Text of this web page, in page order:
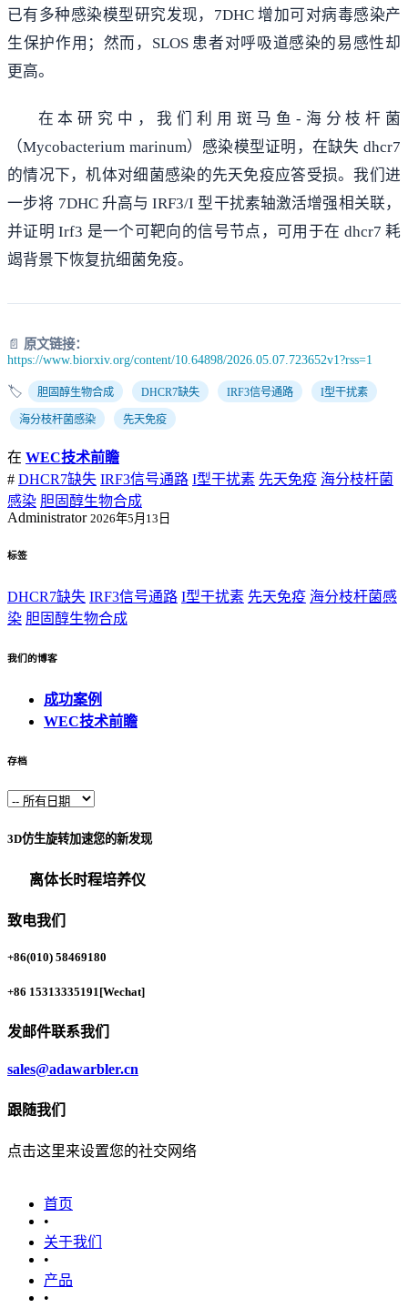
已有多种感染模型研究发现，7DHC 增加可对病毒感染产
生保护作用；然而，SLOS 患者对呼吸道感染的易感性却
更高。
在本研究中，我们利用斑马鱼-海分枝杆菌
（Mycobacterium marinum）感染模型证明，在缺失 dhcr7
的情况下，机体对细菌感染的先天免疫应答受损。我们进
一步将 7DHC 升高与 IRF3/I 型干扰素轴激活增强相关联，
并证明 Irf3 是一个可靶向的信号节点，可用于在 dhcr7 耗
竭背景下恢复抗细菌免疫。
📄 原文链接：
https://www.biorxiv.org/content/10.64898/2026.05.07.723652v1?rss=1
🏷️ 胆固醇生物合成 DHCR7缺失 IRF3信号通路 I型干扰素
海分枝杆菌感染 先天免疫
在 WEC技术前瞻
# DHCR7缺失 IRF3信号通路 I型干扰素 先天免疫 海分枝杆菌
感染 胆固醇生物合成
Administrator 2026年5月13日
标签
DHCR7缺失 IRF3信号通路 I型干扰素 先天免疫 海分枝杆菌感
染 胆固醇生物合成
我们的博客
成功案例
WEC技术前瞻
存档
3D仿生旋转加速您的新发现
离体长时程培养仪
致电我们
+86(010) 58469180
+86 15313335191[Wechat]
发邮件联系我们
sales@adawarbler.cn
跟随我们
点击这里来设置您的社交网络
首页
•
关于我们
•
产品
•